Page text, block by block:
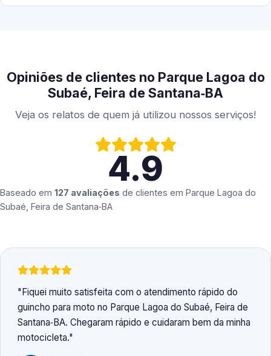
Opiniões de clientes no Parque Lagoa do
Subaé, Feira de Santana‑BA
Veja os relatos de quem já utilizou nossos serviços!
4.9
Baseado em 127 avaliações de clientes em Parque Lagoa do
Subaé, Feira de Santana‑BA
Fiquei muito satisfeita com o atendimento rápido do
guincho para moto no Parque Lagoa do Subaé, Feira de
Santana‑BA. Chegaram rápido e cuidaram bem da minha
motocicleta.